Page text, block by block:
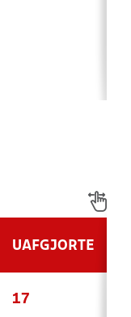
UAFGJORTE
17